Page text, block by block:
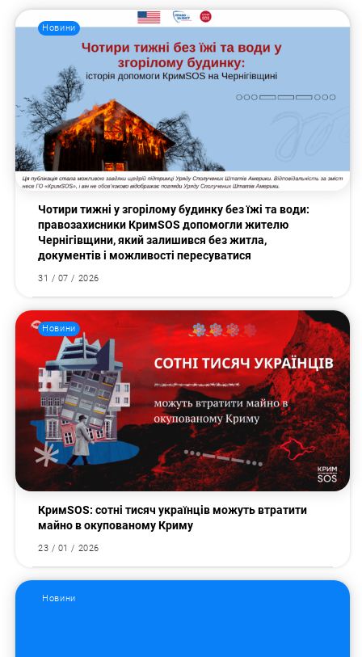
Пошук за запитом:
Новини
Чотири тижні у згорілому будинку без їжі та води:
правозахисники КримSOS допомогли жителю
Чернігівщини, який залишився без житла,
документів і можливості пересуватися
31 / 07 / 2026
Новини
КримSOS: сотні тисяч українців можуть втратити
майно в окупованому Криму
23 / 01 / 2026
Новини